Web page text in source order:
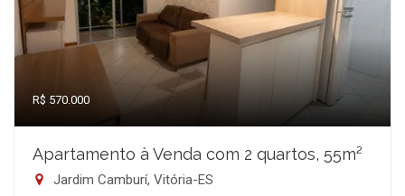
R$ 570.000
Apartamento à Venda com 2 quartos, 55m²
Jardim Camburí, Vitória-ES